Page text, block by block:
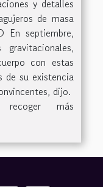
y detalles
de masa
En septiembre,
con estas
de su existencia
dijo.
recoger más